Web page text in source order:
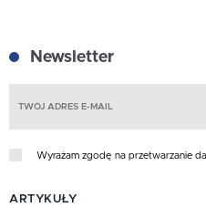
Newsletter
Wyrażam zgodę na przetwarzanie
ARTYKUŁY